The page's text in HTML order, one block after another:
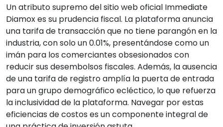
Un atributo supremo del sitio web oficial Immediate
Diamox es su prudencia fiscal. La plataforma anuncia
una tarifa de transacción que no tiene parangón en la
industria, con solo un 0.01%, presentándose como un
imán para los comerciantes obsesionados con
reducir sus desembolsos fiscales. Además, la ausencia
de una tarifa de registro amplía la puerta de entrada
para un grupo demográfico ecléctico, lo que refuerza
la inclusividad de la plataforma. Navegar por estas
eficiencias de costos es un componente integral de